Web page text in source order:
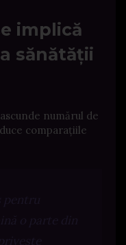
implică
sănătății
numărul de
comparațiile